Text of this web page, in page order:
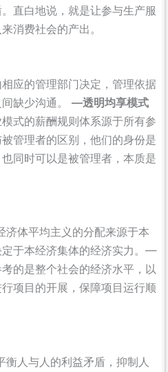
直白地说，就是让参与生产服
消费社会的产出。
相应的管理部门决定，管理依据
间缺少沟通。—透明均享模式
式的薪酬规则体系源于所有参
管理者的区别，他们的身份是
同时可以是被管理者，本质是
体平均主义的分配来源于本
于本经济集体的经济实力。—
的是整个社会的经济水平，以
项目的开展，保障项目运行顺
人与人的利益矛盾，抑制人